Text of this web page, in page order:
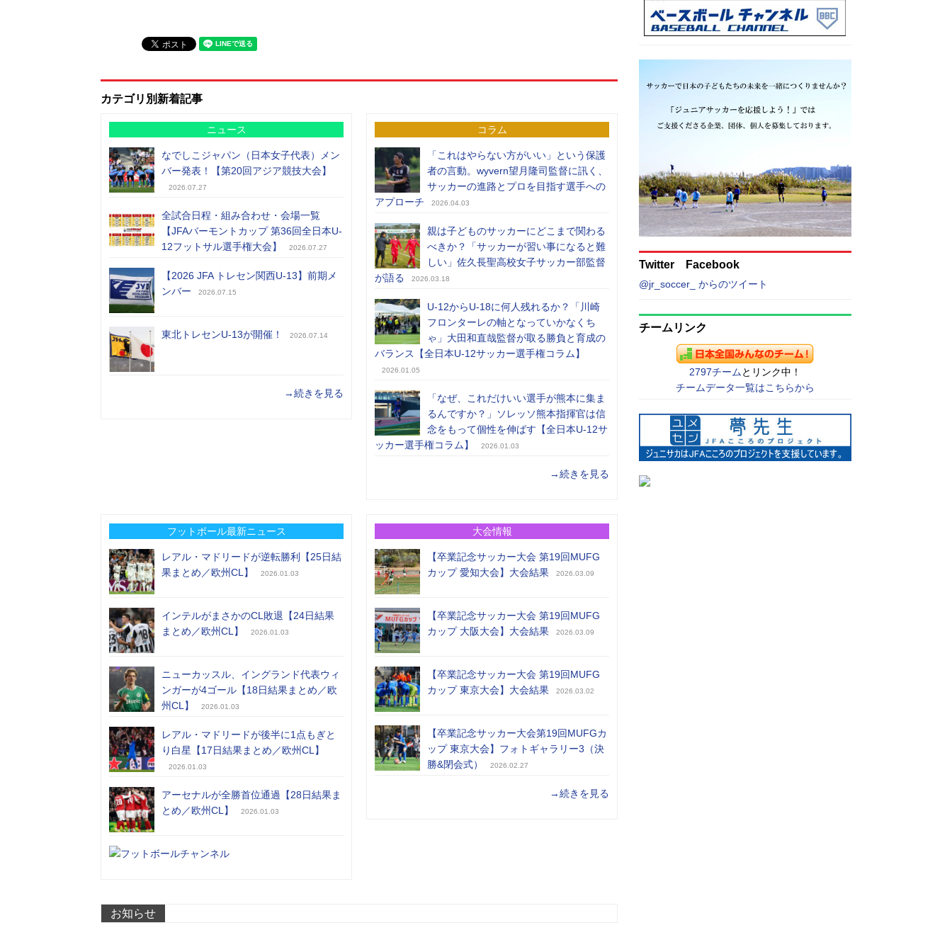
カテゴリ別新着記事
ニュース
なでしこジャパン（日本女子代表）メン
バー発表！【第20回アジア競技大会】
2026.07.27
全試合日程・組み合わせ・会場一覧
【JFAバーモントカップ 第36回全日本U-
12フットサル選手権大会】
2026.07.27
【2026 JFA トレセン関西U-13】前期メ
ンバー
2026.07.15
東北トレセンU-13が開催！ 2026.07.14
→続きを見る
コラム
「これはやらない方がいい」という保護
者の言動。wyvern望月隆司監督に訊く、
サッカーの進路とプロを目指す選手への
アプローチ
2026.04.03
親は子どものサッカーにどこまで関わる
べきか？「サッカーが習い事になると難
しい」佐久長聖高校女子サッカー部監督
が語る
2026.03.18
U-12からU-18に何人残れるか？「川崎
フロンターレの軸となっていかなくち
ゃ」大田和直哉監督が取る勝負と育成の
バランス【全日本U-12サッカー選手権コラム】
2026.01.05
「なぜ、これだけいい選手が熊本に集ま
るんですか？」ソレッソ熊本指揮官は信
念をもって個性を伸ばす【全日本U-12サ
ッカー選手権コラム】
2026.01.03
→続きを見る
フットボール最新ニュース
レアル・マドリードが逆転勝利【25日結
果まとめ／欧州CL】
2026.01.03
インテルがまさかのCL敗退【24日結果
まとめ／欧州CL】
2026.01.03
ニューカッスル、イングランド代表ウィ
ンガーが4ゴール【18日結果まとめ／欧
州CL】
2026.01.03
レアル・マドリードが後半に1点もぎと
り白星【17日結果まとめ／欧州CL】
2026.01.03
アーセナルが全勝首位通過【28日結果ま
とめ／欧州CL】
2026.01.03
大会情報
【卒業記念サッカー大会 第19回MUFG
カップ 愛知大会】大会結果
2026.03.09
【卒業記念サッカー大会 第19回MUFG
カップ 大阪大会】大会結果
2026.03.09
【卒業記念サッカー大会 第19回MUFG
カップ 東京大会】大会結果
2026.03.02
【卒業記念サッカー大会第19回MUFGカ
ップ 東京大会】フォトギャラリー3（決
勝&閉会式）
2026.02.27
→続きを見る
お知らせ
Twitter Facebook
@jr_soccer_ からのツイート
チームリンク
2797チーム とリンク中！
チームデータ一覧はこちらから